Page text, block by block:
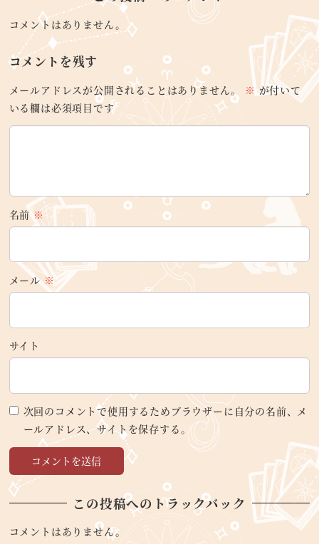
コメントはありません。
コメントを残す
メールアドレスが公開されることはありません。 ※ が付いて
いる欄は必須項目です
名前※
メール※
サイト
次回のコメントで使用するためブラウザーに自分の名前、メ
ールアドレス、サイトを保存する。
この投稿へのトラックバック
コメントはありません。